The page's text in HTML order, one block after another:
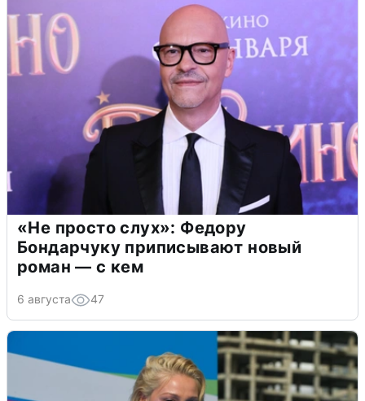
«Не просто слух»: Федору
Бондарчуку приписывают новый
роман — с кем
6 августа 47